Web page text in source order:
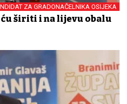
ZA GRADONAČELNIKA OSIJEKA
ću širiti i na lijevu obalu